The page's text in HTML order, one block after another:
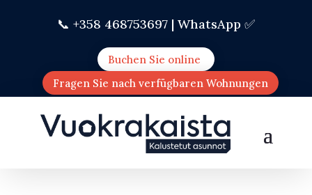
📞 +358 468753697 | WhatsApp ✅
Buchen Sie online
Fragen Sie nach verfügbaren Wohnungen